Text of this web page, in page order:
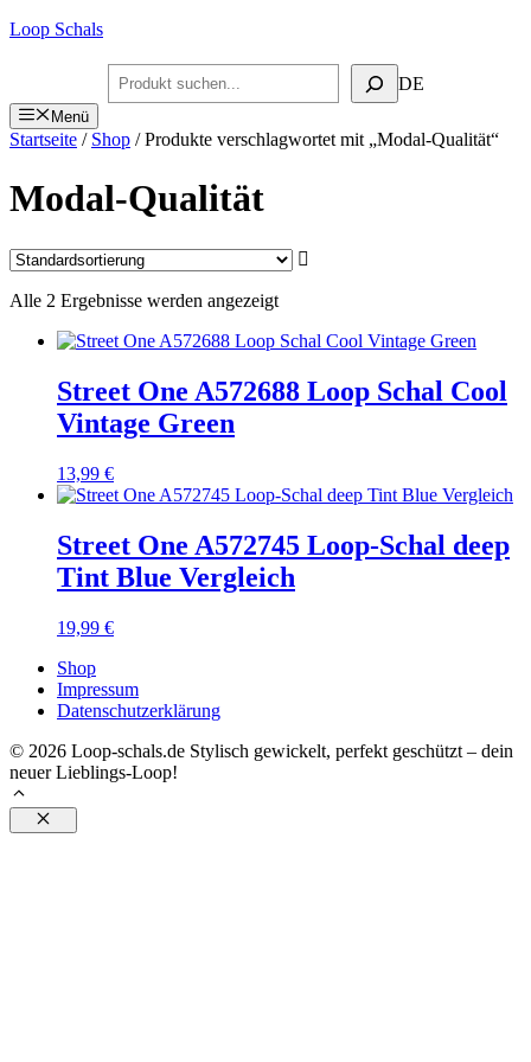
Zum
Loop Schals
Suchen DE
Menü
Startseite / Shop / Produkte verschlagwortet mit „Modal-Qualität“
Modal-Qualität
Alle 2 Ergebnisse werden angezeigt
Street One A572688 Loop Schal Cool
Vintage Green
13,99 €
Street One A572745 Loop-Schal deep
Tint Blue Vergleich
19,99 €
Shop
Impressum
Datenschutzerklärung
© 2026 Loop-schals.de Stylisch gewickelt, perfekt geschützt – dein
neuer Lieblings-Loop!
Schließen